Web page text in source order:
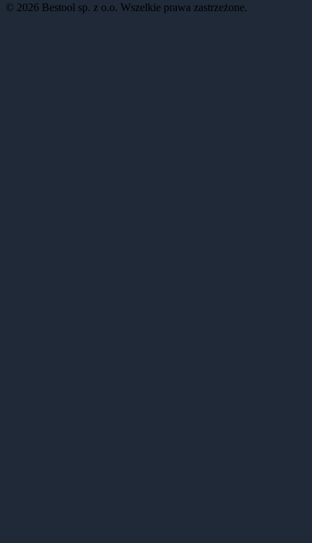
© 2026 Bestool sp. z o.o. Wszelkie prawa zastrzeżone.